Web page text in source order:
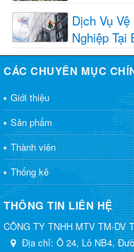
Dịch Vụ
Nghiệp Tại
CÁC CHUYÊN MỤC
Giới thiệu
Sản phẩm
Thành viên
Thống kê
THÔNG TIN LIÊN HỆ
CÔNG TY TNHH MTV TM-DV
Địa chỉ: Ô 24, Lô NB4,